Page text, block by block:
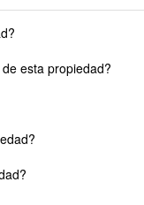
esta propiedad?